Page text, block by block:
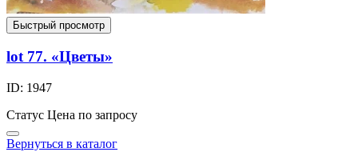
Быстрый просмотр
lot 77. «Цветы»
ID: 1947
Статус Цена по запросу
Вернуться в каталог